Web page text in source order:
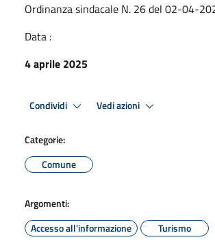
Ordinanza sindacale N. 26 del 02-04-
Data :
4 aprile 2025
Condividi Vedi azioni
Categorie:
Comune
Argomenti:
Accesso all'informazione
Turismo